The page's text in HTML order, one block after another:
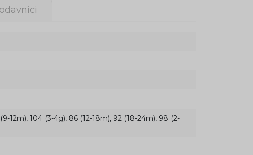
12m), 104 (3-4g), 86 (12-18m), 92 (18-24m), 98 (2-